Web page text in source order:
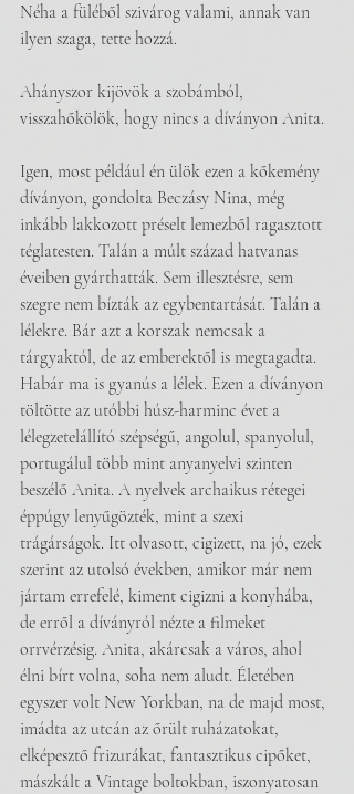
Néha a füléből szivárog valami, annak van
ilyen szaga, tette hozzá.
Ahányszor kijövök a szobámból,
visszahőkölök, hogy nincs a díványon Anita.
Igen, most például én ülök ezen a kőkemény
díványon, gondolta Beczásy Nina, még
inkább lakkozott préselt lemezből ragasztott
téglatesten. Talán a múlt század hatvanas
éveiben gyárthatták. Sem illesztésre, sem
szegre nem bízták az egybentartását. Talán a
lélekre. Bár azt a korszak nemcsak a
tárgyaktól, de az emberektől is megtagadta.
Habár ma is gyanús a lélek. Ezen a díványon
töltötte az utóbbi húsz-harminc évet a
lélegzetelállító szépségű, angolul, spanyolul,
portugálul több mint anyanyelvi szinten
beszélő Anita. A nyelvek archaikus rétegei
éppúgy lenyűgözték, mint a szexi
trágárságok. Itt olvasott, cigizett, na jó, ezek
szerint az utolsó években, amikor már nem
jártam errefelé, kiment cigizni a konyhába,
de erről a díványról nézte a filmeket
orrvérzésig. Anita, akárcsak a város, ahol
élni bírt volna, soha nem aludt. Életében
egyszer volt New Yorkban, na de majd most,
imádta az utcán az őrült ruházatokat,
elképesztő frizurákat, fantasztikus cipőket,
mászkált a Vintage boltokban, iszonyatosan